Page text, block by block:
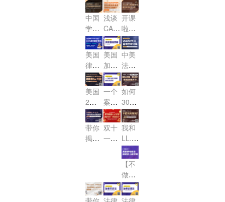
它来
了！！
法）
公开
课名
额免
费
抢！
不多
的考
试机
会！
必
胜，
USB
AR通
关秘
笈快
来
领！
BAR
美国
律
考，
考前
30天
冲
刺！
新
生“春
季入
学礼
包”
，令
人心
动的
LL.M
offe
r，请
查收
卷变
内耗,
看涉
外法
律服
务市
场是
否“卷
出新
高
度”!
系列
之涉
外法
律人
才培
养计
划
中国
学生
读LL.
M或
J.D.
对参
加美
国律
考帮
助大
吗？
浅谈
CAB
AR加
州律
考20
24年
远程
考试
可能
性及
利
弊？
开课
啦，
2024
年2
月美
国律
考备
考计
划改
怎么
做！
美国
律考
TRU
ST
（信
托
法）
公开
课名
仅限
5
美国
加州
律师
考试
介绍
中美
法考
差异
说及
USB
AR学
习备
考经
验分
享
美国
2月
律考
倒计
时，
Essa
踩
坑！
一个
案件
怎样
才能
被纽
约法
如何
30天
快速
提升
MBE
成
绩，
锁定
考Ba
r大
盘！
带你
揭秘
生考
双十
一职
场
我和
LL.M
&J.D
不能
说的
秘
密！
【不
做小
白】
美国